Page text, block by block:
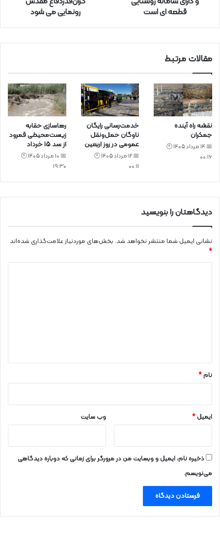
قطعه ای است
رونمایی می شود
مقالات مرتبط
نقشه راه آینده
جمکران
📅 14 مرداد 1405 🕙
00:16
خدمت‌رسانی رایگان
ناوگان حمل‌ونقل
عمومی در روز اربعین
📅 12 مرداد 1405 🕙
00:11
رهاسازی حقابه
زیست‌محیطی قمرود
از سد ۱۵ خرداد
📅 10 مرداد 1405 🕙
19:30
دیدگاهتان را بنویسید
نشانی ایمیل شما منتشر نخواهد شد. بخش‌های موردنیاز علامت‌گذاری شده‌اند
*
نام*
ایمیل* وب‌ سایت
ذخیره نام، ایمیل و وبسایت من در مرورگر برای زمانی که دوباره دیدگاهی
می‌نویسم.